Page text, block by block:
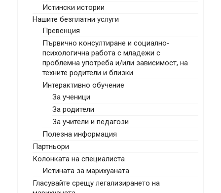
Истински истории
Нашите безплатни услуги
Превенция
Първично консултиране и социално-
психологична работа с младежи с
проблемна употреба и/или зависимост, на
техните родители и близки
Интерактивно обучение
За ученици
За родители
За учители и педагози
Полезна информация
Партньори
Колонката на специалиста
Истината за марихуаната
Гласувайте срещу легализирането на